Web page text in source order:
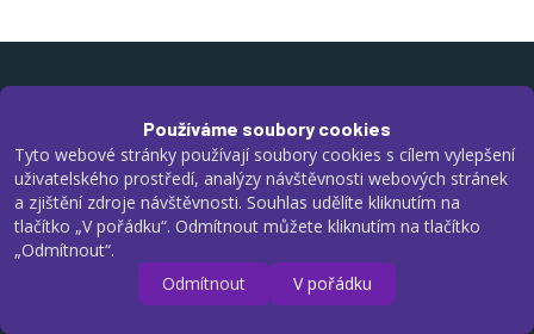
Používáme soubory cookies
Tyto webové stránky používají soubory cookies s cílem vylepšení
uživatelského prostředí, analýzy návštěvnosti webových stránek
a zjištění zdroje návštěvnosti. Souhlas udělíte kliknutím na
tlačítko „V pořádku“. Odmítnout můžete kliknutím na tlačítko
„Odmítnout“.
Odmítnout
V pořádku
Domus – Centrum pro rodinu, z. s.
Černická 617/7, 301 00 Plzeň